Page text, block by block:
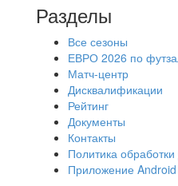
Разделы
Все сезоны
ЕВРО 2026 по
Матч-центр
Дисквалификации
Рейтинг
Документы
Контакты
Политика
Приложение Android